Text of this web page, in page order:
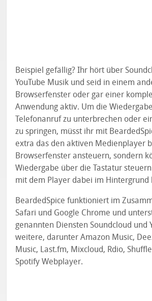
Beispiel gefällig? Ihr hört über
YouTube Musik und seid in einem
Browserfenster oder gar einer
Anwendung aktiv. Um die
Telefonanruf zu unterbrechen oder
zu springen, müsst ihr mit
extra das den aktiven Medienplayer
Browserfenster ansteuern, sondern
Wiedergabe über die Tastatur
mit dem Player dabei im Hintergrund
BeardedSpice funktioniert im
Safari und Google Chrome und
genannten Diensten Soundcloud und
weitere, darunter Amazon Music,
Music, Last.fm, Mixcloud, Rdio,
Spotify Webplayer.